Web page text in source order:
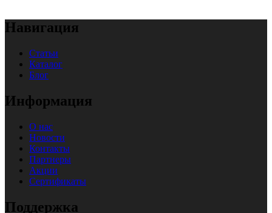
Навигация
Статьи
Каталог
Блог
Информация
О нас
Новости
Контакты
Партнеры
Акции
Сертификаты
Поддержка